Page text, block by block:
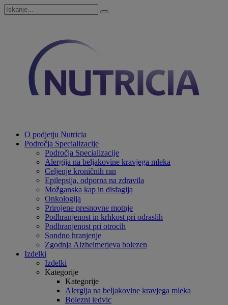
O podjetju Nutricia
Področja Specializacije
Področja Specializacije
Alergija na beljakovine kravjega mleka
Celjenje kroničnih ran
Epilepsija, odporna na zdravila
Možganska kap in disfagija
Onkologija
Prirojene presnovne motnje
Podhranjenost in krhkost pri odraslih
Podhranjenost pri otrocih
Sondno hranjenje
Zgodnja Alzheimerjeva bolezen
Izdelki
Izdelki
Kategorije
Kategorije
Alergija na beljakovine kravjega mleka
Bolezni ledvic